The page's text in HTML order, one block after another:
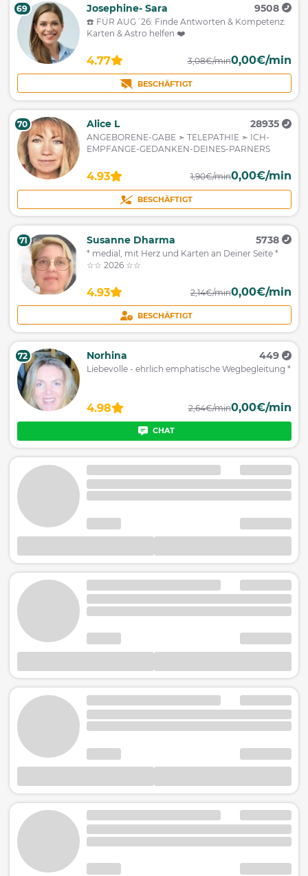
69 Josephine- Sara 9508
☎️ FÜR AUG´26: Finde Antworten & Kompetenz:
Karten & Astro helfen ❤️
4.77 3,08€/min0,00€/min
BESCHÄFTIGT
70 Alice L 28935
ANGEBORENE-GABE ➣ TELEPATHIE ➣ ICH-
EMPFANGE-GEDANKEN-DEINES-PARNERS
4.93 1,90€/min0,00€/min
BESCHÄFTIGT
71 Susanne Dharma 5738
* medial, mit Herz und Karten an Deiner Seite *
☆☆ 2026 ☆☆
4.93 2,14€/min0,00€/min
BESCHÄFTIGT
72 Norhina 449
Liebevolle - ehrlich emphatische Wegbegleitung *
4.98 2,64€/min0,00€/min
CHAT